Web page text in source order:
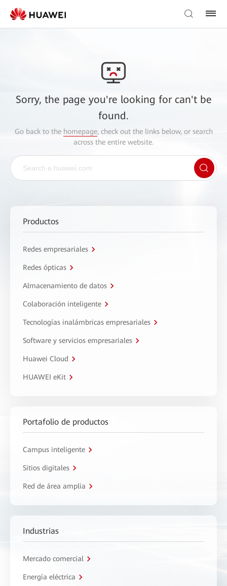
Sorry, the page you're looking for can't be
found.
Go back to the homepage, check out the links below, or search
across the entire website.
Productos
Redes empresariales
Redes ópticas
Almacenamiento de datos
Colaboración inteligente
Tecnologías inalámbricas empresariales
Software y servicios empresariales
Huawei Cloud
HUAWEI eKit
Portafolio de productos
Campus inteligente
Sitios digitales
Red de área amplia
Industrias
Mercado comercial
Energía eléctrica